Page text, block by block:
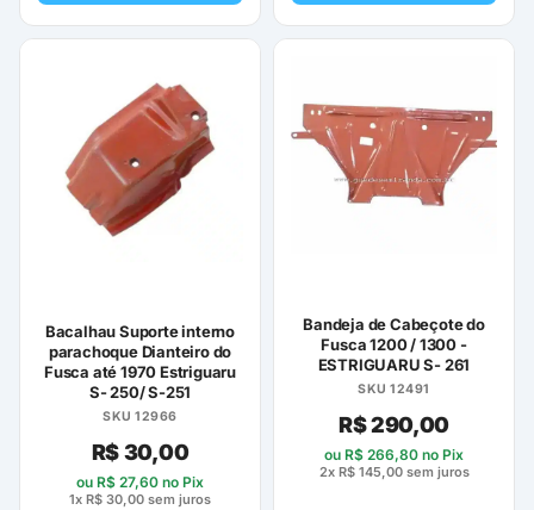
Este
várias
variantes.
As
opções
podem
página
do
produto
Este
várias
variantes.
opções
podem
página
do
produto
Bacalhau Suporte interno
parachoque Dianteiro do
Fusca até 1970 Estriguaru
S- 250/ S-251
SKU 12966
R$30,00
ou R$ 27,60 no Pix
1x R$ 30,00 sem juros
Bandeja de Cabeçote do
Fusca 1200 / 1300 -
ESTRIGUARU S- 261
SKU 12491
R$290,00
ou R$ 266,80 no Pix
2x R$145,00sem juros